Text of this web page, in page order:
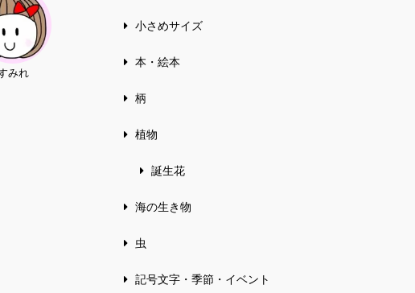
みれ
小さめサイズ
本・絵本
柄
植物
誕生花
海の生き物
虫
記号文字・季節・イベント